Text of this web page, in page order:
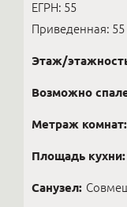
ЕГРН: 55
Приведенная: 55
Этаж/
Возможно
Метраж комнат:
Площадь кухни:
Санузел: